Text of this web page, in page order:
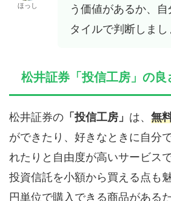
ほっし
う価値があるか、
タイルで判断しまし
松井証券「投信工房」の良
松井証券の 「投信工房」 は、 無
ができたり、好きなときに自分
れたりと自由度が高いサービスで
投資信託を小額から買える点も
円単位で購入できる商品がある